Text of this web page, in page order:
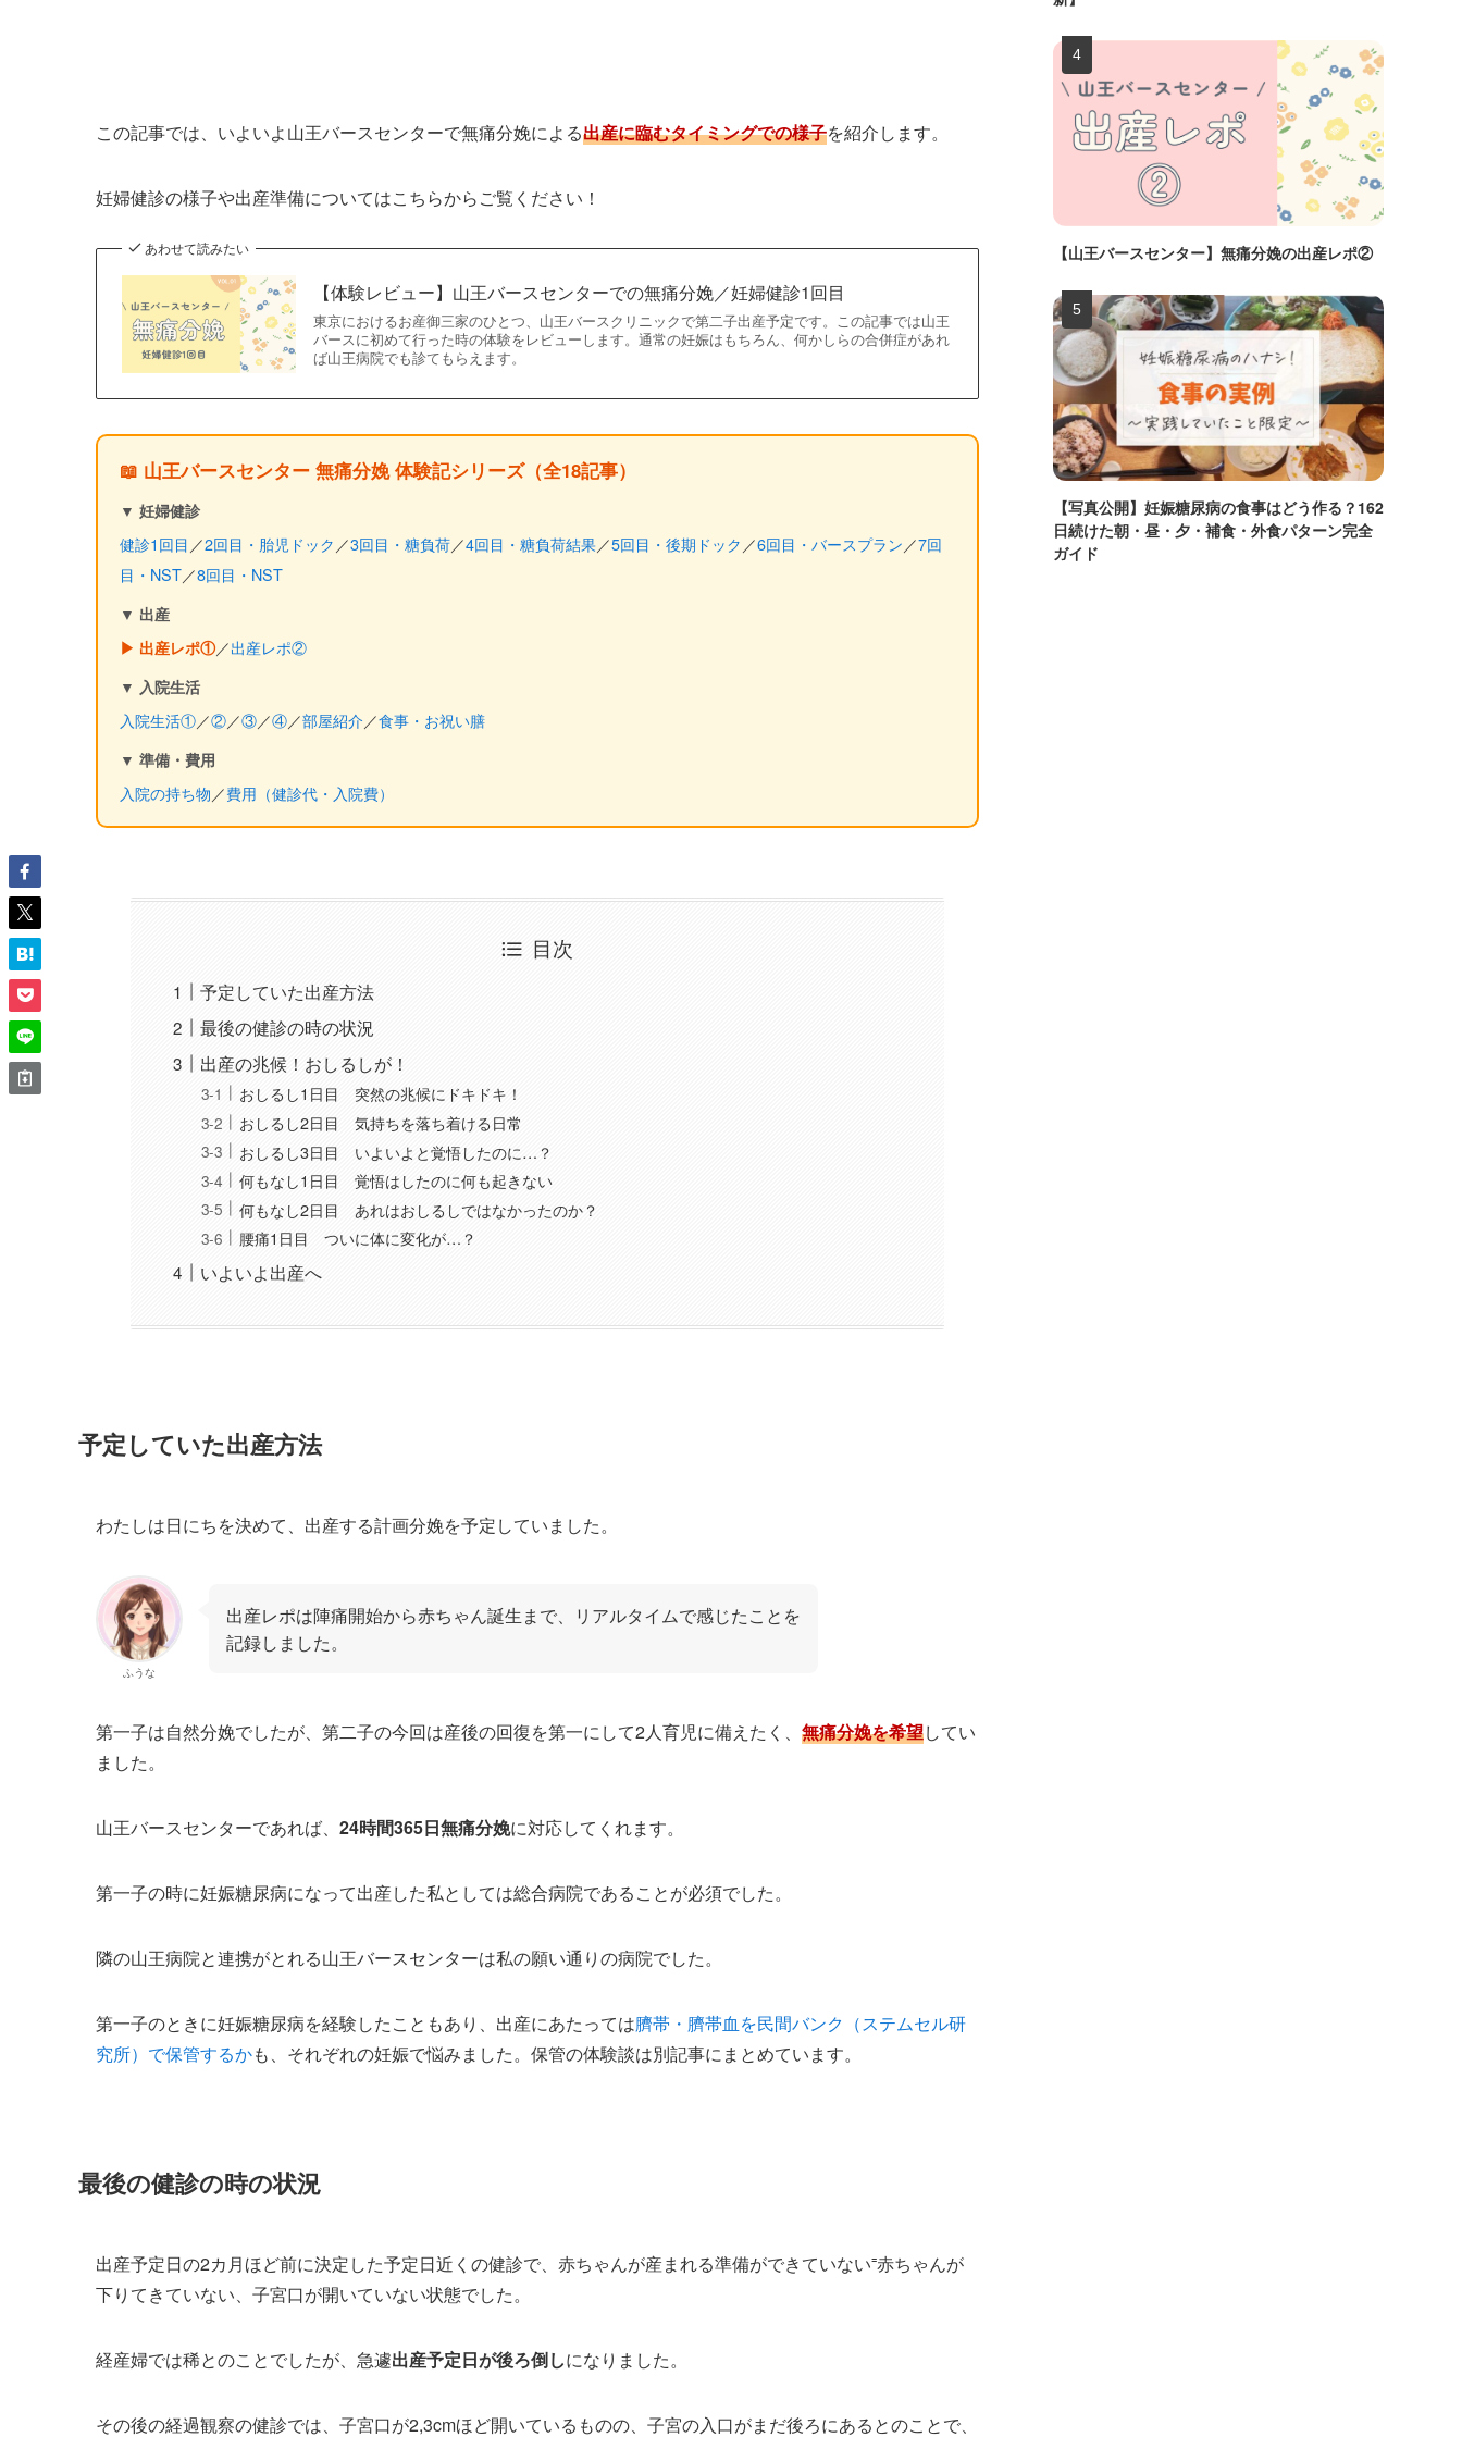
この記事では、いよいよ山王バースセンターで無痛分娩による出産に臨むタイミングでの様子を紹介します。
妊婦健診の様子や出産準備についてはこちらからご覧ください！
あわせて読みたい
【体験レビュー】山王バースセンターでの無痛分娩／妊婦健診1回目
東京におけるお産御三家のひとつ、山王バースクリニックで第二子出産予定です。この記事では山王
バースに初めて行った時の体験をレビューします。通常の妊娠はもちろん、何かしらの合併症があれ
ば山王病院でも診てもらえます。
📖 山王バースセンター 無痛分娩 体験記シリーズ（全18記事）
▼ 妊婦健診
健診1回目 ／2回目・胎児ドック ／3回目・糖負荷／4回目・糖負荷結果／5回目・後期ドック ／6回目・バースプラン／7回
目・NST／8回目・NST
▼ 出産
▶ 出産レポ①／出産レポ②
▼ 入院生活
入院生活①／②／③／④／部屋紹介／食事・お祝い膳
▼ 準備・費用
入院の持ち物／費用（健診代・入院費）
目次
予定していた出産方法
最後の健診の時の状況
出産の兆候！おしるしが！
おしるし1日目 突然の兆候にドキドキ！
おしるし2日目 気持ちを落ち着ける日常
おしるし3日目 いよいよと覚悟したのに…？
何もなし1日目 覚悟はしたのに何も起きない
何もなし2日目 あれはおしるしではなかったのか？
腰痛1日目 ついに体に変化が…？
いよいよ出産へ
予定していた出産方法
わたしは日にちを決めて、出産する計画分娩を予定していました。
ふうな
出産レポは陣痛開始から赤ちゃん誕生まで、リアルタイムで感じたことを
記録しました。
第一子は自然分娩でしたが、第二子の今回は産後の回復を第一にして2人育児に備えたく、 無痛分娩を希望してい
ました。
山王バースセンターであれば、 24時間365日無痛分娩に対応してくれます。
第一子の時に妊娠糖尿病になって出産した私としては総合病院であることが必須でした。
隣の山王病院と連携がとれる山王バースセンターは私の願い通りの病院でした。
第一子のときに妊娠糖尿病を経験したこともあり、出産にあたっては臍帯・臍帯血を民間バンク（ステムセル研
究所）で保管するかも、それぞれの妊娠で悩みました。保管の体験談は別記事にまとめています。
最後の健診の時の状況
出産予定日の2カ月ほど前に決定した予定日近くの健診で、赤ちゃんが産まれる準備ができていない⁼赤ちゃんが
下りてきていない、子宮口が開いていない状態でした。
経産婦では稀とのことでしたが、急遽出産予定日が後ろ倒しになりました。
その後の経過観察の健診では、子宮口が2,3cmほど開いているものの、子宮の入口がまだ後ろにあるとのことで、
【山王バースセンター】無痛分娩の出産レポ②
【写真公開】妊娠糖尿病の食事はどう作る？162
日続けた朝・昼・夕・補食・外食パターン完全
ガイド